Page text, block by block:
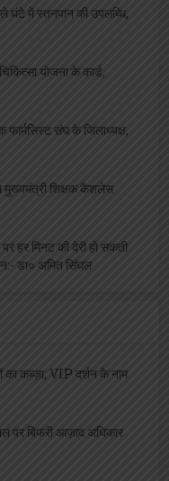
घंटे में स्तनपान की उपलब्धि,
योजना के कार्ड,
फार्मसिस्ट संघ के जिलाध्यक्ष,
मुख्यमंत्री शिक्षक कैशलेस
हर मिनट की देरी हो सकती
डा० अमित सिंघल
का कब्ज़ा, VIP दर्शन के नाम
बिफरी आज़ाद अधिकार